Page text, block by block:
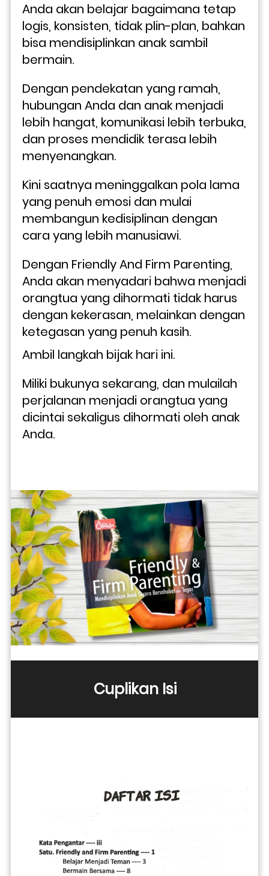
Anda akan belajar bagaimana tetap
logis, konsisten, tidak plin-plan, bahkan
bisa mendisiplinkan anak sambil
bermain.
Dengan pendekatan yang ramah,
hubungan Anda dan anak menjadi
lebih hangat, komunikasi lebih terbuka,
dan proses mendidik terasa lebih
menyenangkan.
Kini saatnya meninggalkan pola lama
yang penuh emosi dan mulai
membangun kedisiplinan dengan
cara yang lebih manusiawi.
Dengan Friendly And Firm Parenting,
Anda akan menyadari bahwa menjadi
orangtua yang dihormati tidak harus
dengan kekerasan, melainkan dengan
ketegasan yang penuh kasih.
Ambil langkah bijak hari ini.
Miliki bukunya sekarang, dan mulailah
perjalanan menjadi orangtua yang
dicintai sekaligus dihormati oleh anak
Anda.
Cuplikan Isi